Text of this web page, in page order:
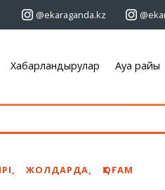
@ekaraganda.kz
Хабарландырулар
Автомобильдер
Хабарландырулар Ауа райы
, ЖОЛДАРДА, ҚОҒАМ